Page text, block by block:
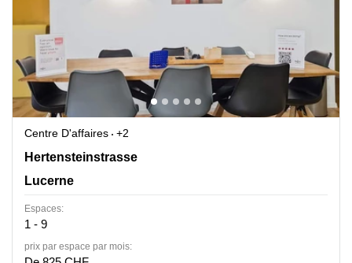
Centre D'affaires
+2
Hertensteinstrasse 51, Lucerne
Hertensteinstrasse
Lucerne
Espaces:
1 - 9
prix par espace par mois: